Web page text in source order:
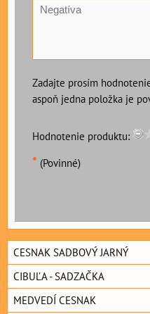
Zadajte prosím
aspoň jedna položka je
Hodnotenie produktu:
* (Povinné)
CESNAK SADBOVÝ JARNÝ
CIBUĽA - SADZAČKA
MEDVEDÍ CESNAK